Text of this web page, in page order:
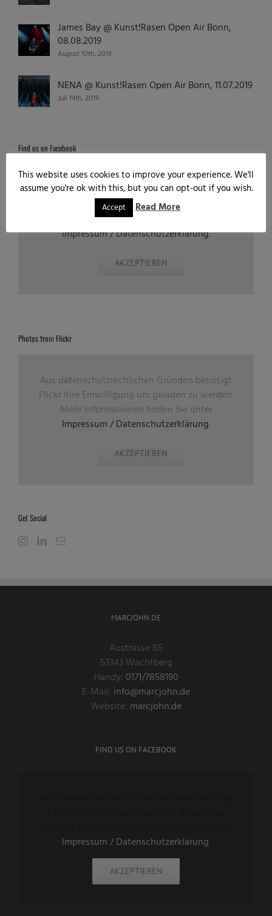
James Bay @ Kunst!Rasen Open Air Bonn,
08.08.2019
August 10th, 2019
NENA @ Kunst!Rasen Open Air Bonn, 11.07.2019
Juli 14th, 2019
Find us on Facebook
Aus datenschutzrechlichen Gründen benötigt
Facebook Ihre Einwilligung um geladen zu
werden. Mehr Informationen finden Sie unter
Impressum / Datenschutzerklärung.
AKZEPTIEREN
Photos from Flickr
Aus datenschutzrechlichen Gründen benötigt
Flickr Ihre Einwilligung um geladen zu werden.
Mehr Informationen finden Sie unter
Impressum / Datenschutzerklärung.
AKZEPTIEREN
Get Social
MARCJOHN.DE
Austrasse 85
53343 Wachtberg
Handy: 0171/7858190
E-Mail: info@marcjohn.de
Website: marcjohn.de
FIND US ON FACEBOOK
Impressum / Datenschutzerklärung
AKZEPTIEREN
This website uses cookies to improve your experience. We'll
assume you're ok with this, but you can opt-out if you wish.
Accept Read More